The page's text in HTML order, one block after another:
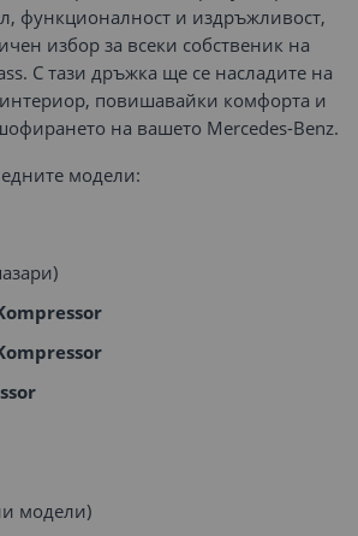
функционалност и издръжливост,
избор за всеки собственик на
С тази дръжка ще се насладите на
повишавайки комфорта и
на вашето Mercedes-Benz.
модели:
модели)